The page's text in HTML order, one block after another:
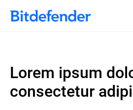
Lorem ipsum
consectetur